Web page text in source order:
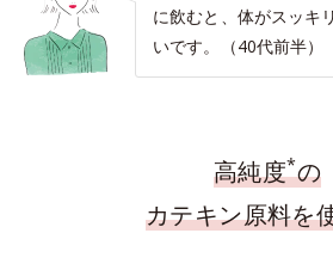
に飲むと、体がスッキ
いです。（40代前半）
高純度*の
カテキン原料を